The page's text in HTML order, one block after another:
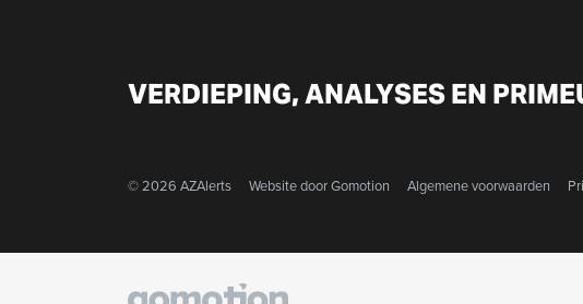
VERDIEPING, ANALYSES EN
© 2026 AZAlerts Website doorGomotion Algemene voorwaarden